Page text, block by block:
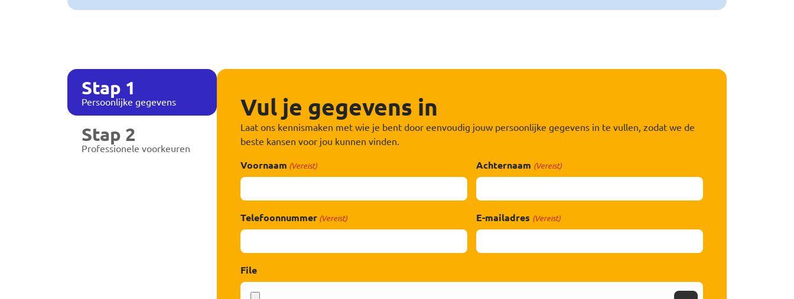
Stap 1
Persoonlijke gegevens
Stap 2
Professionele voorkeuren
Vul je gegevens in
Laat ons kennismaken met wie je bent door eenvoudig jouw persoonlijke gegevens in te vullen, zodat we de
beste kansen voor jou kunnen vinden.
Voornaam (Vereist) Achternaam (Vereist)
Telefoonnummer (Vereist) E-mailadres (Vereist)
File